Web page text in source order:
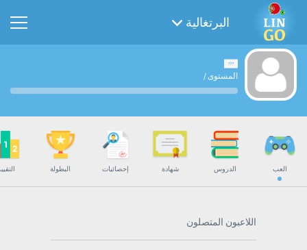
البرتغالية
المستوى/
العب الدروس شهادة إحصائيات البطولة
اللاعبون المتصلون